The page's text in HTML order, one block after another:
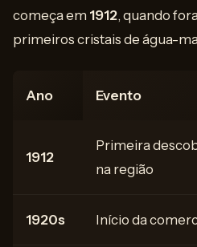
começa em 1912, quando
primeiros cristais de água-
Ano Evento
1912
Primeira
na região
1920s Início da